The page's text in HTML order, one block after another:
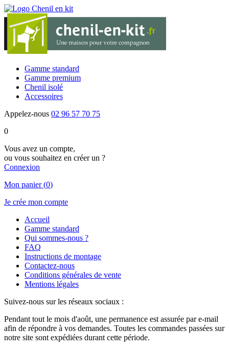
Gamme standard
Gamme premium
Chenil isolé
Accessoires
Appelez-nous 02 96 57 70 75
0
Vous avez un compte,
ou vous souhaitez en créer un ?
Connexion
Mon panier(0)
Je crée mon compte
Accueil
Gamme standard
Qui sommes-nous ?
FAQ
Instructions de montage
Contactez-nous
Conditions générales de vente
Mentions légales
Suivez-nous sur les réseaux sociaux :
Pendant tout le mois d'août, une permanence est assurée par e-mail
afin de répondre à vos demandes. Toutes les commandes passées sur
notre site sont expédiées durant cette période.